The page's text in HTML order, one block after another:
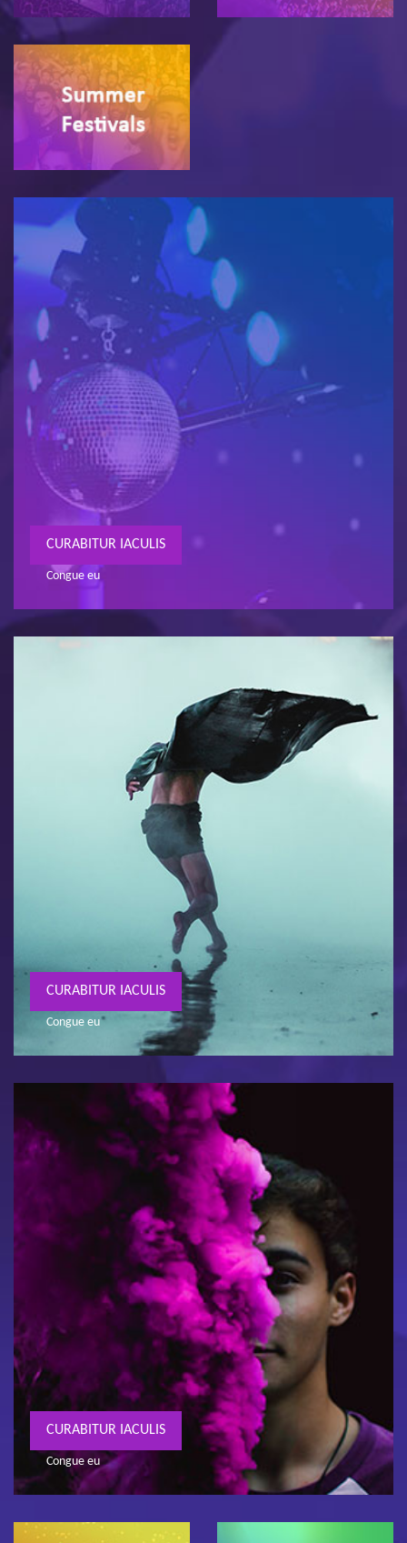
CURABITUR IACULIS
Congue eu
CURABITUR IACULIS
Congue eu
CURABITUR IACULIS
Congue eu